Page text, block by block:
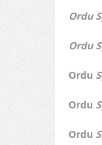
Ordu
Ordu
Ordu
Ordu
Ordu